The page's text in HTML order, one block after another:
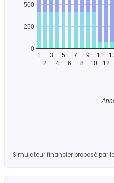
1
2
3
4
5
6
7
8
9
10
11
12
0
250
500
Simulateur financier proposé par